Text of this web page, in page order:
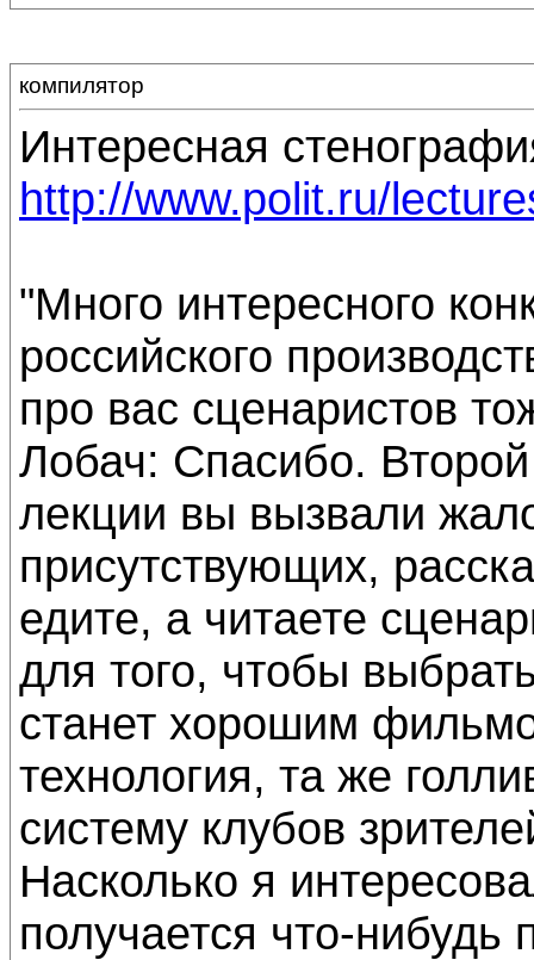
компилятор
Интересная
http://www.polit.ru/
"Много интересного
российского
про вас сценаристов
Лобач: Спасибо.
лекции вы вызвали
присутствующих,
едите, а читаете
для того, чтобы
станет хорошим
технология, та же
систему клубов
Насколько я
получается что-нибудь